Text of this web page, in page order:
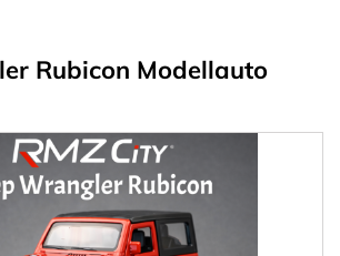
Rubicon Modellauto